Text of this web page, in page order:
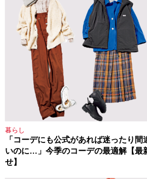
暮らし
「コーデにも公式があれば迷ったり
いのに…」今季のコーデの最適解【最
せ】